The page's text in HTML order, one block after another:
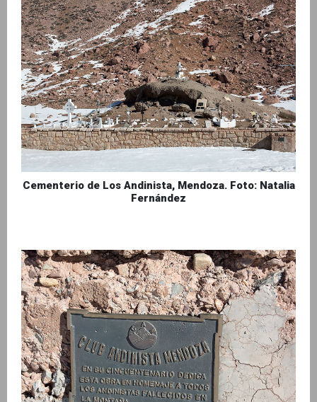
Cementerio de Los Andinista, Mendoza. Foto: Natalia
Fernández